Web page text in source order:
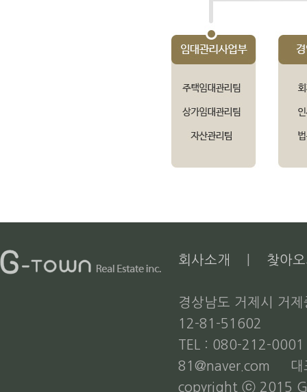
회사소개 찾아
경상남도 거제시 거
12-81-51602
TEL : 080-212-
81@naver.com 대
copyright ⓒ 2015